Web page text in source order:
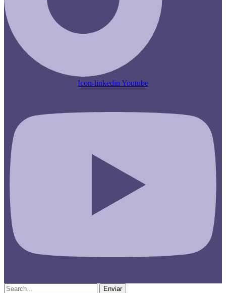
Icon-linkedin Youtube
Enviar